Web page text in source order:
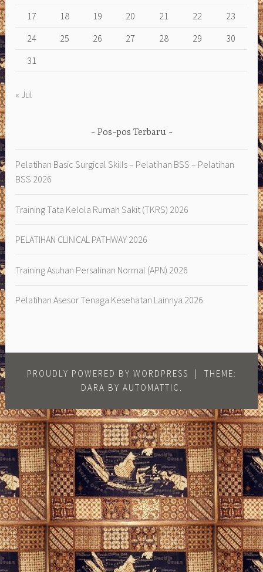
17
18 19 20 21 22
23
24
25 26 27 28 29
30
31
« Jul
Pos-pos Terbaru
Pelatihan Basic Surgical Skills – Pelatihan BSS – Pelatihan
BSS 2026
Training Tata Kelola Rumah Sakit (TKRS) 2026
PELATIHAN CLINICAL PATHWAY 2026
Training Asuhan Persalinan Normal (APN) 2026
Pelatihan Asesor Tenaga Kesehatan Lainnya 2026
PROUDLY POWERED BY WORDPRESS
THEME:
DARA BY AUTOMATTIC .